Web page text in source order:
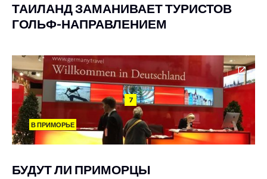
ТАИЛАНД ЗАМАНИВАЕТ ТУРИСТОВ
ГОЛЬФ-НАПРАВЛЕНИЕМ
7
В ПРИМОРЬЕ
БУДУТ ЛИ ПРИМОРЦЫ